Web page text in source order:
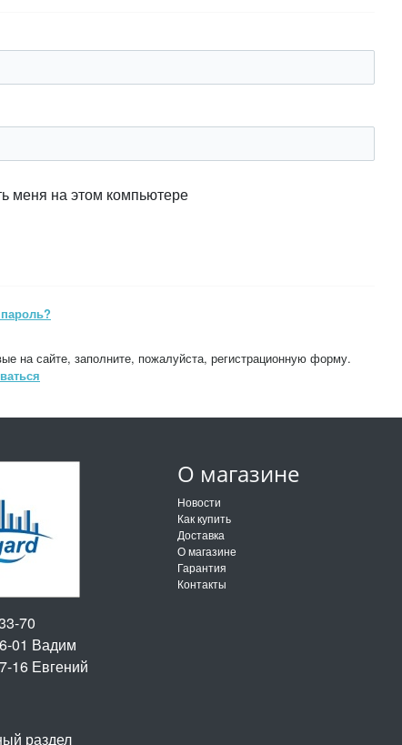
меня на этом компьютере
на сайте, заполните, пожалуйста, регистрационную форму.
О магазине
Новости
Как купить
Доставка
О магазине
Гарантия
Контакты
70
01 Вадим
16 Евгений
раздел